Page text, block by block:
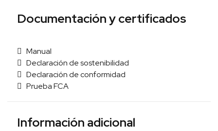
Documentación y certificados
Manual
Declaración de sostenibilidad
Declaración de conformidad
Prueba FCA
Información adicional